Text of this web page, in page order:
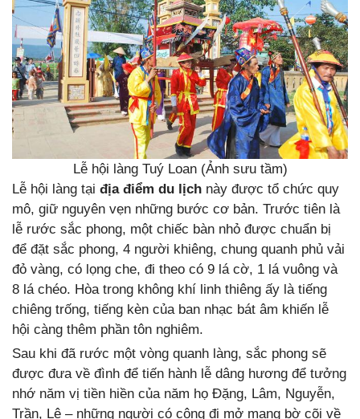
Lễ hội làng Tuý Loan (Ảnh sưu tầm)
Lễ hội làng tại địa điểm du lịch này được tổ chức quy
mô, giữ nguyên vẹn những bước cơ bản. Trước tiên là
lễ rước sắc phong, một chiếc bàn nhỏ được chuẩn bị
để đặt sắc phong, 4 người khiêng, chung quanh phủ vải
đỏ vàng, có lọng che, đi theo có 9 lá cờ, 1 lá vuông và
8 lá chéo. Hòa trong không khí linh thiêng ấy là tiếng
chiêng trống, tiếng kèn của ban nhạc bát âm khiến lễ
hội càng thêm phần tôn nghiêm.
Sau khi đã rước một vòng quanh làng, sắc phong sẽ
được đưa về đình để tiến hành lễ dâng hương để tưởng
nhớ năm vị tiền hiền của năm họ Đặng, Lâm, Nguyễn,
Trần, Lê – những người có công đi mở mang bờ cõi về